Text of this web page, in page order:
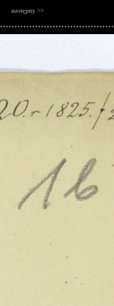
następny >>